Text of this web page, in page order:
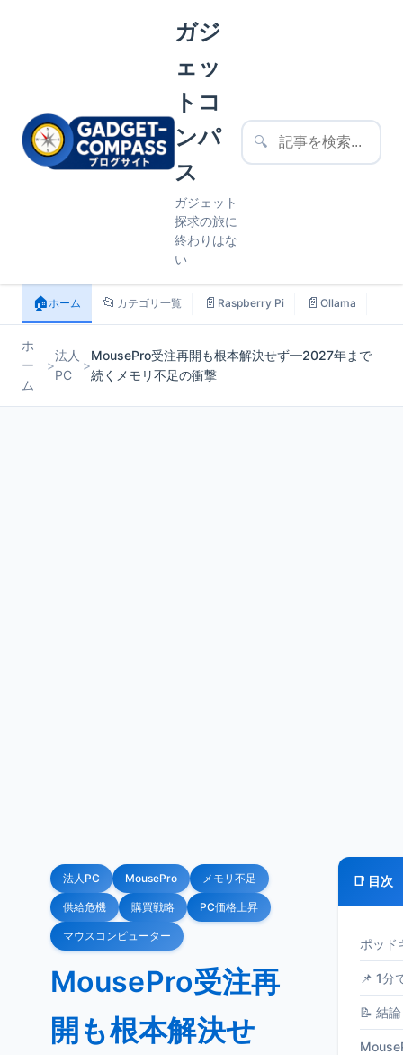
ガジ
ェッ
トコ
ンパ
ス
ガジェット
探求の旅に
終わりはな
い
🔍
🏠ホーム 📂 カテゴリ一覧 📄 Raspberry Pi 📄 Ollama
ホ
ー
ム
>
法人
PC
>
MousePro受注再開も根本解決せず—2027年まで
続くメモリ不足の衝撃
法人PC MousePro メモリ不足
供給危機 購買戦略 PC価格上昇
マウスコンピューター
MousePro受注再
開も根本解決せ
📑 目次
ポッド
📌 1分
📝 結論